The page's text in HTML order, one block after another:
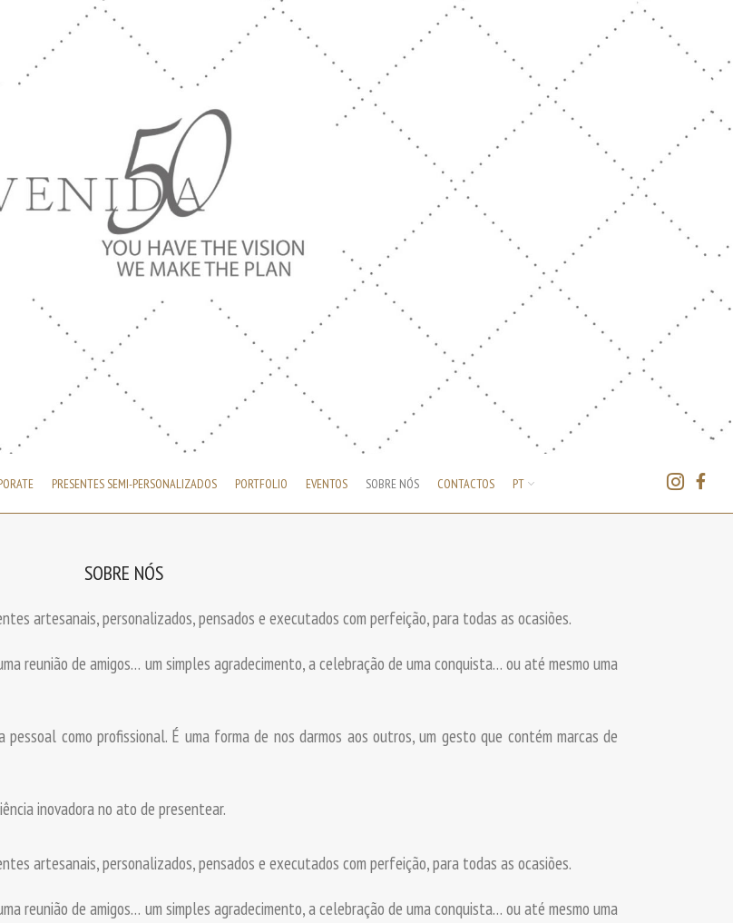
PRESENTES SEMI-PERSONALIZADOS PORTFOLIO EVENTOS SOBRE NÓS CONTACTOS PT
SOBRE NÓS
artesanais, personalizados, pensados e executados com perfeição, para todas as ocasiões.
reunião de amigos… um simples agradecimento, a celebração de uma conquista… ou até mesmo uma
como profissional. É uma forma de nos darmos aos outros, um gesto que contém marcas de
inovadora no ato de presentear.
artesanais, personalizados, pensados e executados com perfeição, para todas as ocasiões.
reunião de amigos… um simples agradecimento, a celebração de uma conquista… ou até mesmo uma